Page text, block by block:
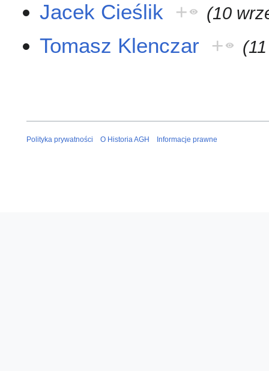
Jacek Cieślik + (10
Tomasz Klenczar +
Polityka prywatności O Historia AGH Informacje prawne